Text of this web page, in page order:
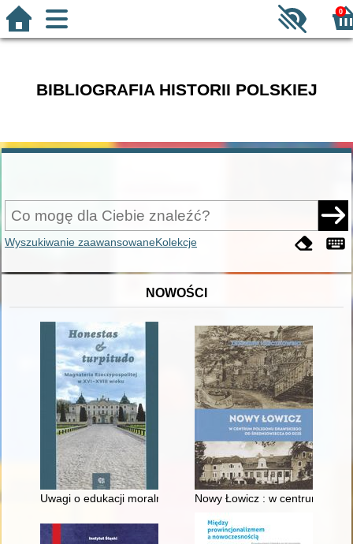
0
BIBLIOGRAFIA HISTORII POLSKIEJ
Wyszukiwanie zaawansowaneKolekcje
NOWOŚCI
Uwagi o edukacji moralnej synów szlacheckich w XVI-
Nowy Łowicz : w centrum